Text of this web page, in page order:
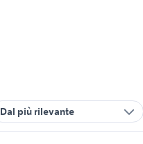
Dal più rilevante